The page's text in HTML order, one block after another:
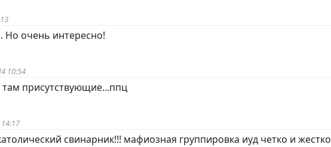
Но очень интересно!
10:54
там присутствующие...ппц
свинарник!!! мафиозная группировка иуд четко и